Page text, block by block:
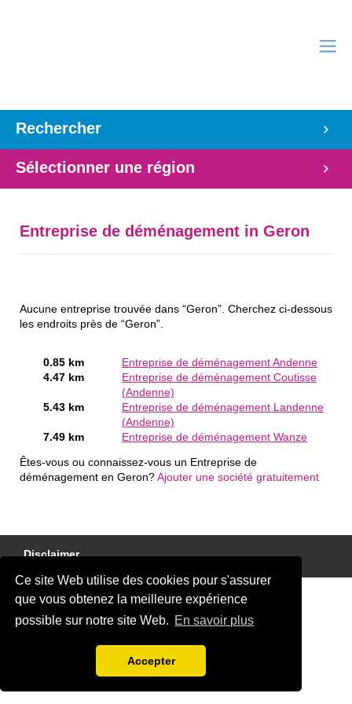
Ce site Web utilise des cookies pour s'assurer
que vous obtenez la meilleure expérience
possible sur notre site Web. En savoir plus
Accepter
Rechercher
Sélectionner une région
Entreprise de déménagement in Geron
Aucune entreprise trouvée dans “Geron”. Cherchez ci-dessous
les endroits près de “Geron”.
0.85 km
Entreprise de déménagement Andenne
4.47 km
Entreprise de déménagement Coutisse
(Andenne)
5.43 km
Entreprise de déménagement Landenne
(Andenne)
7.49 km
Entreprise de déménagement Wanze
Êtes-vous ou connaissez-vous un Entreprise de
déménagement en Geron? Ajouter une société gratuitement
Disclaimer